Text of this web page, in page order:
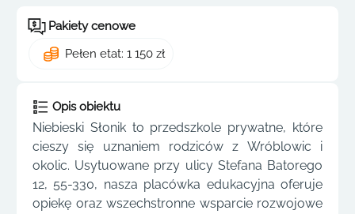
Pakiety cenowe
Pełen etat: 1 150 zł
Opis obiektu
Niebieski Słonik to przedszkole prywatne, które
cieszy się uznaniem rodziców z Wróblowic i
okolic. Usytuowane przy ulicy Stefana Batorego
12, 55-330, nasza placówka edukacyjna oferuje
opiekę oraz wszechstronne wsparcie rozwojowe